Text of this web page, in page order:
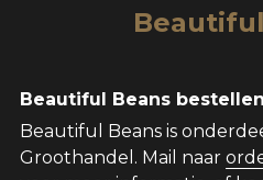
Beautiful Beans
Beautiful Beans is
Groothandel. Mail naar